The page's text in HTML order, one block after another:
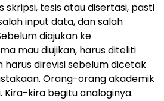
skripsi, tesis atau disertasi, pasti
input data, dan salah
diajukan ke
mau diujikan, harus diteliti
harus direvisi sebelum dicetak
Orang-orang akademik
Kira-kira begitu analoginya.